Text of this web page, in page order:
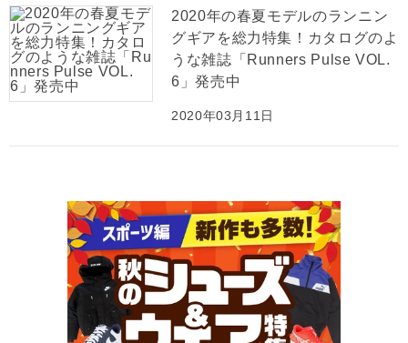
2020年の春夏モデルのランニン
グギアを総力特集！カタログのよ
うな雑誌「Runners Pulse VOL.
6」発売中
2020年03月11日